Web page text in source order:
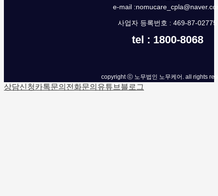
e-mail
사업자 등록번호 : 469-87-02775
tel : 1800-8068
copyright ⓒ 노무법인 노무케어. all rights
상담신청카톡문의전화문의유튜브블로그